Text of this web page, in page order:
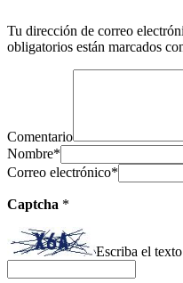
Tu dirección de correo
obligatorios están marcados
Comentario
Nombre*
Correo electrónico*
Captcha *
Escriba el